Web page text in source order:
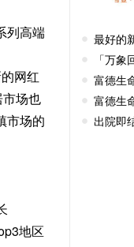
列高端
网红
场也
市场的
地区
最好的
「万象
富德生
富德生
出院即